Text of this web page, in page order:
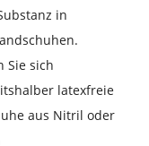
in
Sie sich
latexfreie
aus Nitril oder